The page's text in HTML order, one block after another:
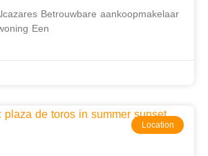
Betrouwbare aankoopmakelaar
Een
Location